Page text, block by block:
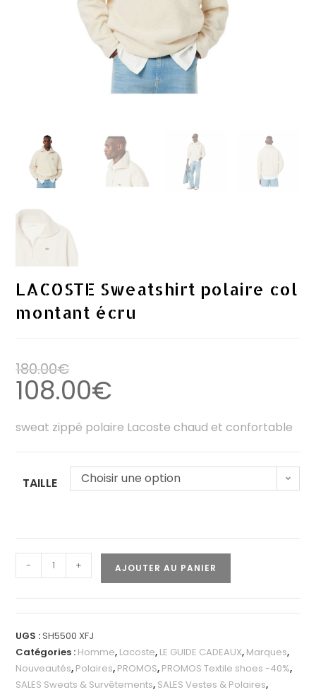
LACOSTE Sweatshirt polaire col
montant écru
180.00€
108.00€
sweat zippé polaire Lacoste chaud et confortable
TAILLE Choisir une option
- + AJOUTER AU PANIER
UGS :SH5500 XFJ
Catégories : Homme, Lacoste, LE GUIDE CADEAUX, Marques,
Nouveautés, Polaires, PROMOS, PROMOS Textile shoes -40%,
SALES Sweats & Survêtements, SALES Vestes & Polaires,